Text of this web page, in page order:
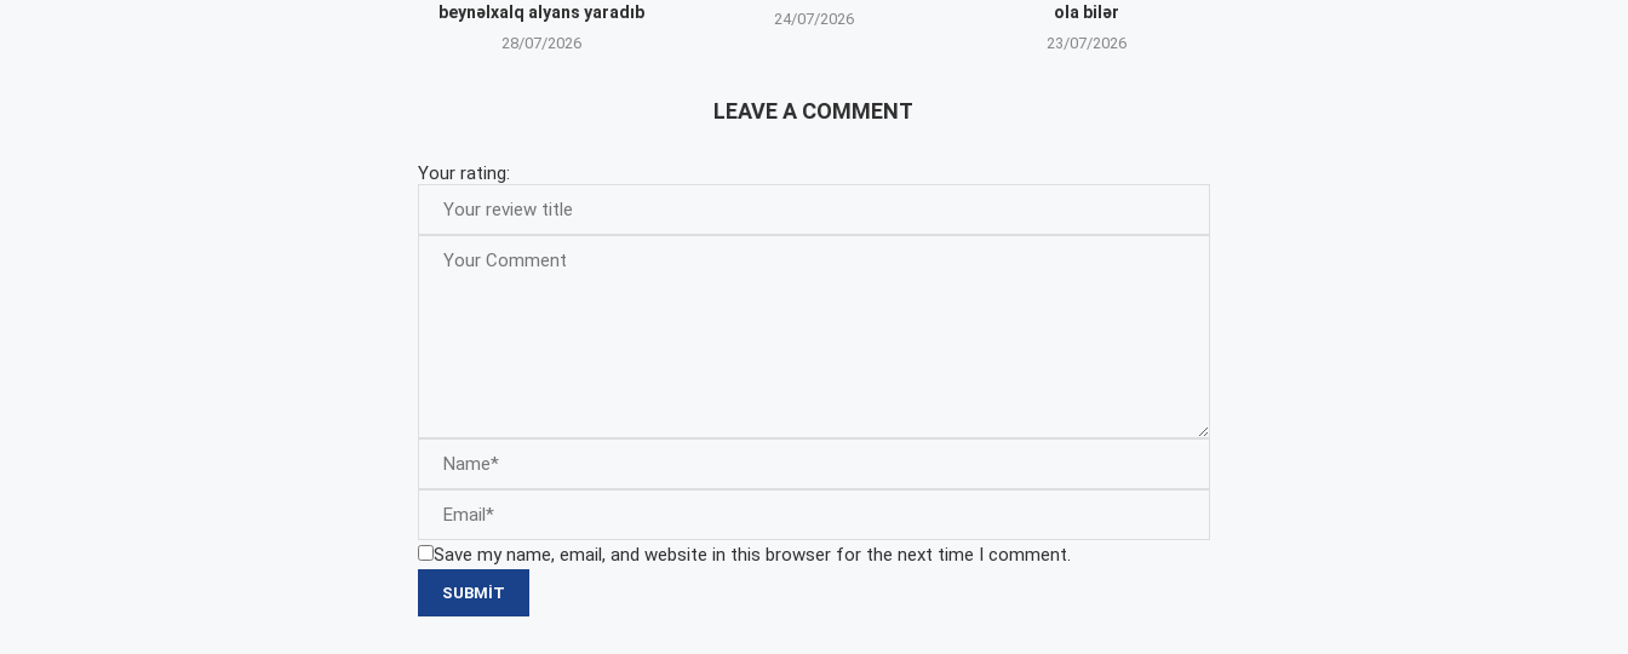
beynəlxalq alyans yaradıb
28/07/2026
24/07/2026
ola bilər
23/07/2026
LEAVE A COMMENT
Your rating:
Save my name, email, and website in this browser for the next time I comment.